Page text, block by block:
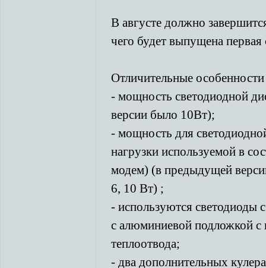
В августе должно
чего будет выпущена первая
Отличительные
- мощность светодиодной
версии было 10Вт);
- мощность для
нагрузки используемой в
модем) (в предыдущей
6, 10 Вт) ;
- используются
с алюминиевой подложкой с
теплоотвода;
- два дополнительных